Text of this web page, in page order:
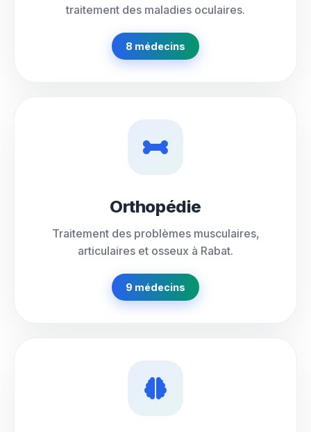
traitement des maladies oculaires.
8 médecins
Orthopédie
Traitement des problèmes musculaires,
articulaires et osseux à Rabat.
9 médecins